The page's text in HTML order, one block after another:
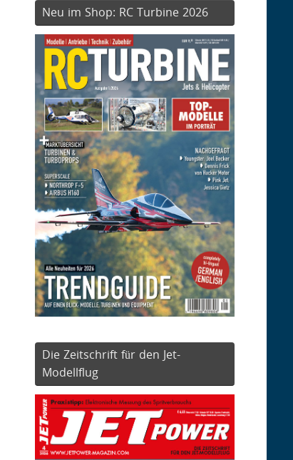
Neu im Shop: RC Turbine 2026
Die Zeitschrift für den Jet-
Modellflug